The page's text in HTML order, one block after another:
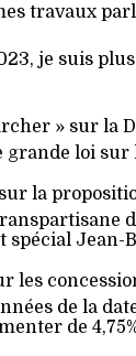
travaux
je suis
» sur
loi sur
sur la
Jean-
les
de la
de